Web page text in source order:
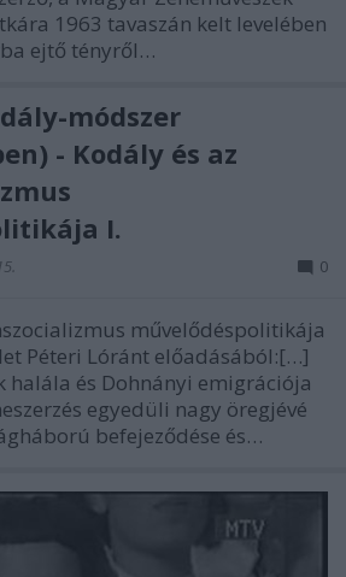
1963 tavaszán kelt levelében
ejtő tényről…
módszer
- Kodály és az
I.
0
művelődéspolitikája
Péteri Lóránt előadásából:[…]
halála és Dohnányi emigrációja
egyedüli nagy öregjévé
befejeződése és…